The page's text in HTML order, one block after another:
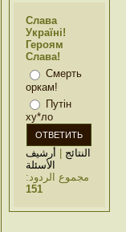
Слава
Україні!
Героям
Слава!
Смерть
оркам!
Путін
ху*ло
النتائج | أرشيف
الأسئلة
مجموع الردود:
151